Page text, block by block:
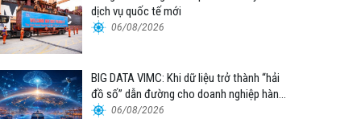
dịch vụ quốc tế mới
06/08/2026
BIG DATA VIMC: Khi dữ liệu trở thành “hải
đồ số” dẫn đường cho doanh nghiệp hàng
hải 06/08/2026